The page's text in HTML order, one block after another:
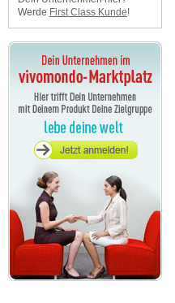
Werde First Class Kunde!